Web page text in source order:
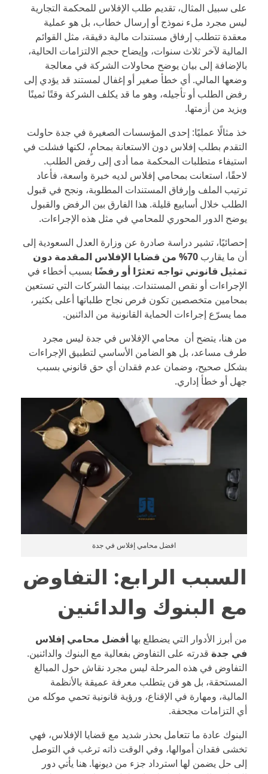
على سبيل المثال، تقديم طلب الإفلاس للمحكمة التجارية
ليس مجرد ملء نموذج أو إرسال خطاب، بل هو عملية
معقدة تتطلب إرفاق مستندات مالية دقيقة، مثل القوائم
المالية لآخر ثلاث سنوات، وإيضاح حجم الالتزامات الحالية،
بالإضافة إلى بيان يوضح محاولات الشركة في معالجة
وضعها المالي. أي خطأ صغير أو إغفال لمستند قد يؤدي إلى
رفض الطلب أو تأجيله، وهو ما قد يكلف الشركة وقتًا ثمينًا
ويزيد من أزمتها.
خذ مثالًا عمليًا: إحدى المؤسسات الصغيرة في جدة حاولت
التقدم بطلب إفلاس دون الاستعانة بمحامٍ، لكنها فشلت في
استيفاء متطلبات المحكمة مما أدى إلى رفض الطلب.
لاحقًا، استعانت بمحامي إفلاس لديه خبرة واسعة، فأعاد
ترتيب الملف وإرفاق المستندات المطلوبة، ونجح في قبول
الطلب خلال أسابيع قليلة. هذا الفارق بين الرفض والقبول
يوضح الدور المحوري للمحامي في مثل هذه الإجراءات.
إحصائيًا، تشير دراسة صادرة عن وزارة العدل السعودية إلى
أن ما يقارب
70% من قضايا الإفلاس المقدمة دون
تمثيل قانوني تواجه تعثرًا أو رفضًا بسبب أخطاء في
الإجراءات أو نقص المستندات. بينما الشركات التي تستعين
بمحامين متخصصين تكون فرص نجاح طلباتها أعلى بكثير،
مما يسرّع إجراءات الحماية القانونية من الدائنين.
من هنا، يتضح أن محامي الإفلاس في جدة ليس مجرد
طرف مساعد، بل هو الضامن الأساسي لتطبيق الإجراءات
بشكل صحيح، وضمان عدم فقدان أي حق قانوني بسبب
جهل أو خطأ إداري.
افضل محامي إفلاس في جدة
السبب الرابع: التفاوض
مع البنوك والدائنين
من أبرز الأدوار التي يضطلع بها أفضل محامي إفلاس
في جدة قدرته على التفاوض بفعالية مع البنوك والدائنين.
التفاوض في هذه المرحلة ليس مجرد نقاش حول المبالغ
المستحقة، بل هو فن يتطلب معرفة عميقة بالأنظمة
المالية، ومهارة في الإقناع، ورؤية قانونية تحمي موكله من
أي التزامات مجحفة.
البنوك عادة ما تتعامل بحذر شديد مع قضايا الإفلاس، فهي
تخشى فقدان أموالها، وفي الوقت ذاته ترغب في التوصل
إلى حل يضمن لها استرداد جزء من ديونها. هنا يأتي دور